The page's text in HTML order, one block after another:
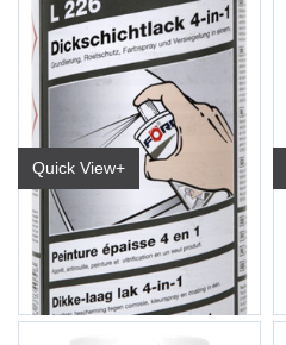
Quick View+
Tykklagslakk 4 in 1 Novagrå L226 DB7350
TRUCK Line 400 ml